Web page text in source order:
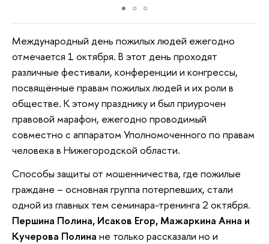
Международный день пожилых людей ежегодно
отмечается 1 октября. В этот день проходят
различные фестивали, конференции и конгрессы,
посвящённые правам пожилых людей и их роли в
обществе. К этому празднику и был приурочен
правовой марафон, ежегодно проводимый
совместно с аппаратом Уполномоченного по правам
человека в Нижегородской области.
Способы защиты от мошенничества, где пожилые
граждане – основная группа потерпевших, стали
одной из главных тем семинара-тренинга 2 октября.
Першина Полина, Исаков Егор, Мажаркина Анна и
Кучерова Полина не только рассказали но и